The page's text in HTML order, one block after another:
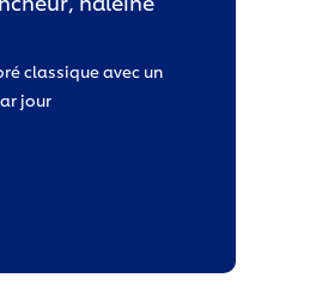
classique avec un
jour